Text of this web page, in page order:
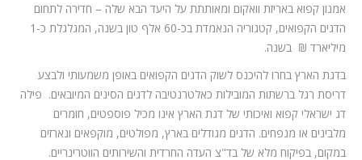
אמנון קפוא באריזת וואקום ומאותתת על היעד הבא שלה – חדירה לתחום
הדגים הקפואים, קטגוריה הנאמדת בכ-60 אלף טון בשנה, המגלגלת כ-1
מיליארד ₪ בשנה.
בדגת הארץ בחרו להיכנס לשוק הדגים הקפואים באופן משמעותי ולבצע
דריסת רגל ברשתות המובילות כאלטרנטיבה לדגים הסינים המיובאים. פילה
דג ישראלי קפוא ואיכותי של דגת הארץ אינו מכיל פוספטים, חומרים
מלבינים או מנפחים. הדגים מגודלים בארץ, מפולטים, מוקפאים ונארזים
במקום, בפיקוח מלא של בד"צ העדה החרדית והשירותים הווטרינריים.